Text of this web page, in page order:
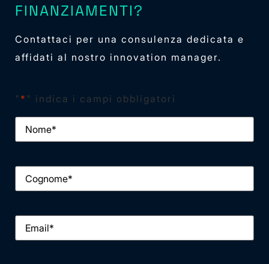
FINANZIAMENTI?
Contattaci per una consulenza dedicata e
affidati al nostro innovation manager.
" * " indica i campi obbligatori
Nome*
Cognome*
Email*